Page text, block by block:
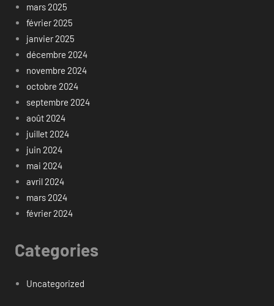
mars 2025
février 2025
janvier 2025
décembre 2024
novembre 2024
octobre 2024
septembre 2024
août 2024
juillet 2024
juin 2024
mai 2024
avril 2024
mars 2024
février 2024
Categories
Uncategorized